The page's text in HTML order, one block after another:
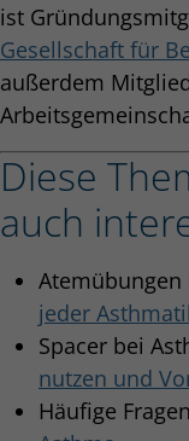
ist
Gesellschaft für
außerdem
Diese
auch
Atemübungen
jeder
Spacer bei
nutzen und
Häufige